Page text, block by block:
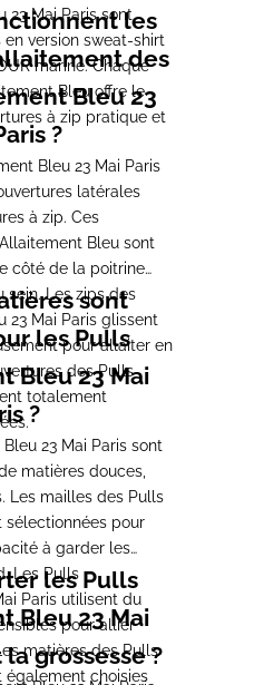
23 Mai Paris sont
version sweat-shirt
marine. Chaque
Bleu offre le
à zip pratique et
les
des
Bleu 23
?
Bleu 23 Mai Paris
latérales
à zip. Ces
Bleu sont
côté de la poitrine
sein. Les zips des
23 Mai Paris glissent
pour allaiter en
des Pulls
totalement
sont
les Pulls
Bleu 23 Mai
?
23 Mai Paris sont
matières douces,
Les mailles des Pulls
sélectionnées pour
à garder les
Les Pulls
Paris utilisent du
pour allier
matières des Pulls
également choisies
les Pulls
Bleu 23 Mai
grossesse ?